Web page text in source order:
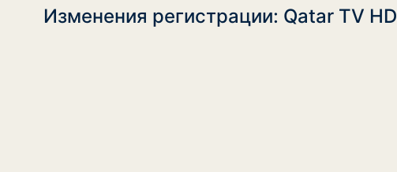
Изменения регистрации: Qatar TV HD